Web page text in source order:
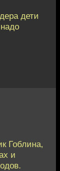
дети
Гоблина,
и